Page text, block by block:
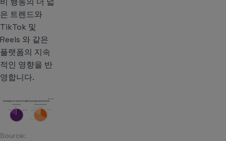
은 트렌드와
TikTok 및
Reels 와 같은
플랫폼의 지속
적인 영향을 반
영합니다.
Source: